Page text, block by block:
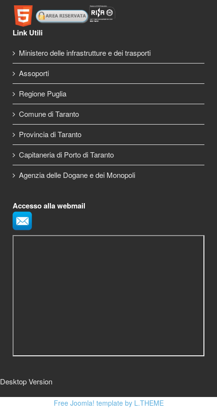
Link Utili
Ministero delle infrastrutture e dei trasporti
Assoporti
Regione Puglia
Comune di Taranto
Provincia di Taranto
Capitaneria di Porto di Taranto
Agenzia delle Dogane e dei Monopoli
Accesso alla webmail
Desktop Version
Free Joomla! template by L.THEME